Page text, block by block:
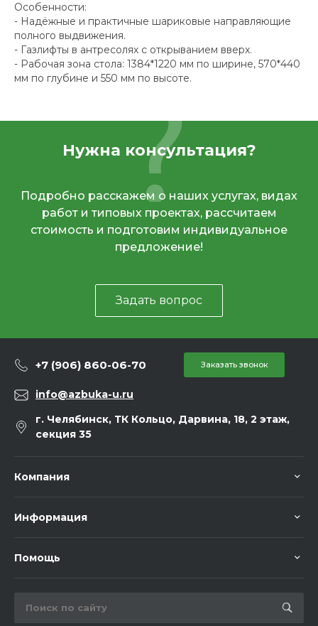
Особенности:
- Надёжные и практичные шариковые направляющие
полного выдвижения.
- Газлифты в антресолях с открыванием вверх.
- Рабочая зона стола: 1384*1220 мм по ширине, 570*440
мм по глубине и 550 мм по высоте.
Нужна консультация?
Подробно расскажем о наших услугах, видах
работ и типовых проектах, рассчитаем
стоимость и подготовим индивидуальное
предложение!
Задать вопрос
+7 (906) 860-06-70 Заказать звонок
info@azbuka-u.ru
г. Челябинск, ТК Кольцо, Дарвина, 18, 2 этаж,
секция 35
Компания
Информация
Помощь